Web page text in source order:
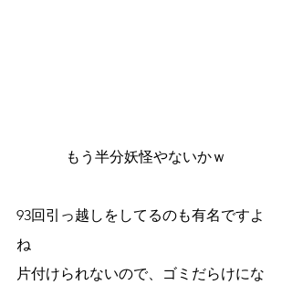
もう半分妖怪やないかｗ
93回引っ越しをしてるのも有名ですよ
ね
片付けられないので、ゴミだらけにな